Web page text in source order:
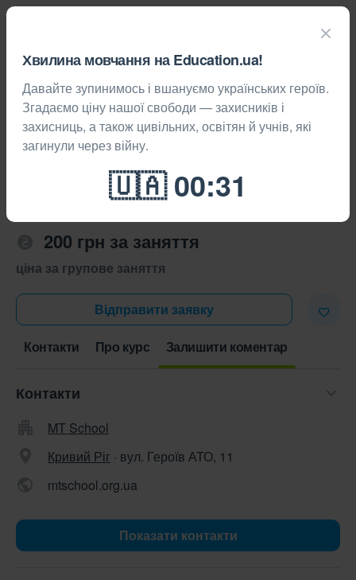
Курси Кривий Ріг
Англійська мова
200 грн за заняття
ціна за групове заняття
Відправити заявку
Контакти Про курс Залишити коментар
Контакти
MT School
Кривий Ріг · вул. Героїв АТО, 11
mtschool.org.ua
Показати контакти
Хвилина мовчання на Education.ua!
Давайте зупинимось і вшануємо українських героїв.
Згадаємо ціну нашої свободи — захисників і
захисниць, а також цивільних, освітян й учнів, які
загинули через війну.